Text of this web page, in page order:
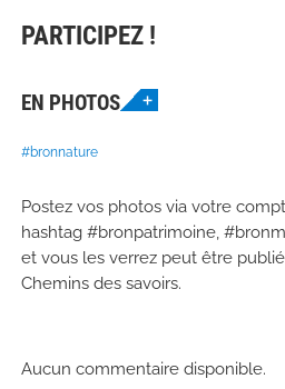
PARTICIPEZ !
EN PHOTOS
#bronnature
Postez vos photos via votre
hashtag #bronpatrimoine,
et vous les verrez peut être
Chemins des savoirs.
Aucun commentaire disponible.